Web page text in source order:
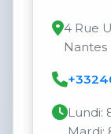
4 Rue
Nantes
Lundi: